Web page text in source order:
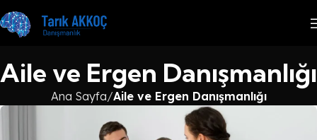
Aile ve Ergen Danışmanlığı
Ana Sayfa Aile ve Ergen Danışmanlığı